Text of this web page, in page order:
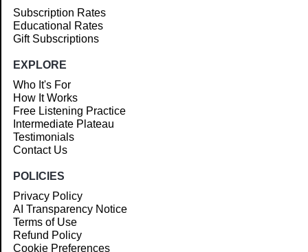
Subscription Rates
Educational Rates
Gift Subscriptions
EXPLORE
Who It's For
How It Works
Free Listening Practice
Intermediate Plateau
Testimonials
Contact Us
POLICIES
Privacy Policy
AI Transparency Notice
Terms of Use
Refund Policy
Cookie Preferences